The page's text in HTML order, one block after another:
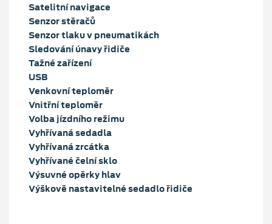
Satelitní navigace
Senzor stěračů
Senzor tlaku v pneumatikách
Sledování únavy řidiče
Tažné zařízení
USB
Venkovní teploměr
Vnitřní teploměr
Volba jízdního režimu
Vyhřívaná sedadla
Vyhřívaná zrcátka
Vyhřívané čelní sklo
Výsuvné opěrky hlav
Výškově nastavitelné sedadlo řidiče